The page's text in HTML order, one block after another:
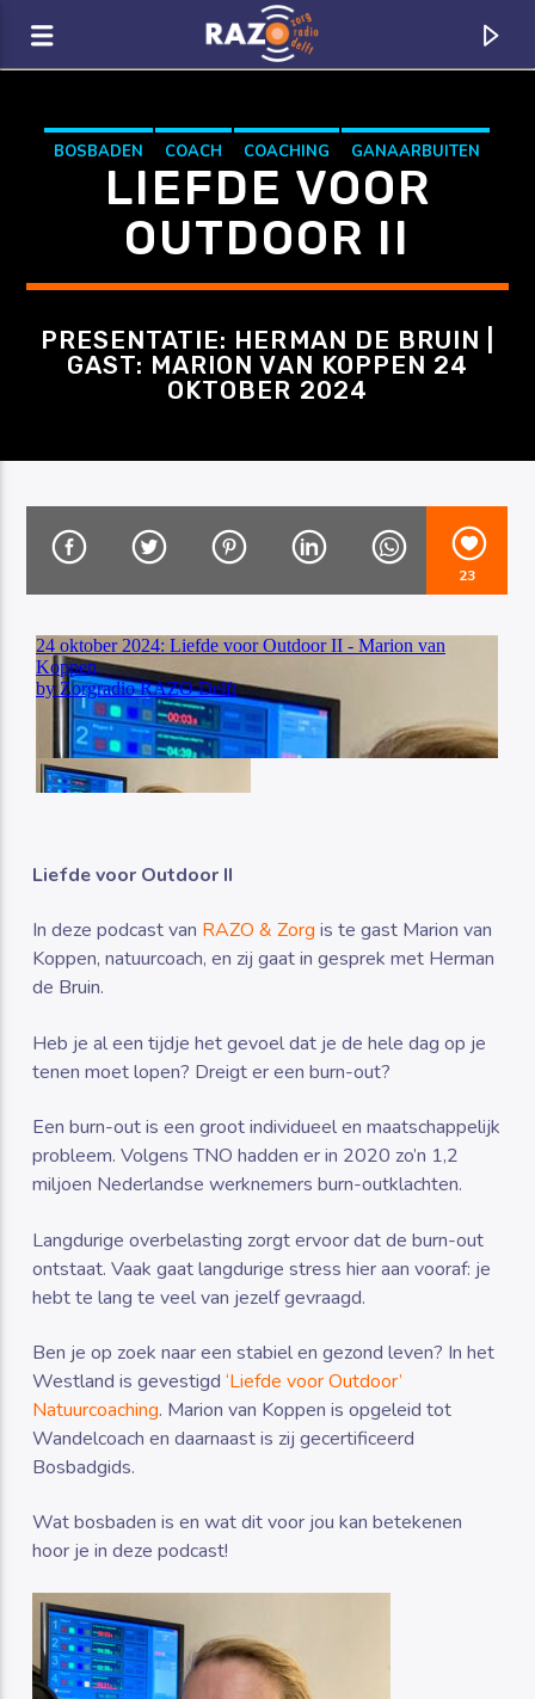
Luister RAZO online
BOSBADEN COACH COACHING
GANAARBUITEN
LIEFDEVOOROUTDOOR
OUTDOOR RAZO & ZORG
LIEFDE VOOR
OUTDOOR II
PRESENTATIE: HERMAN DE BRUIN |
GAST: MARION VAN KOPPEN 24
OKTOBER 2024
23
Liefde voor Outdoor II
In deze podcast van RAZO & Zorg is te gast Marion van
Koppen, natuurcoach, en zij gaat in gesprek met Herman
de Bruin.
Heb je al een tijdje het gevoel dat je de hele dag op je
tenen moet lopen? Dreigt er een burn-out?
Een burn-out is een groot individueel en maatschappelijk
probleem. Volgens TNO hadden er in 2020 zo’n 1,2
miljoen Nederlandse werknemers burn-outklachten.
Langdurige overbelasting zorgt ervoor dat de burn-out
ontstaat. Vaak gaat langdurige stress hier aan vooraf: je
hebt te lang te veel van jezelf gevraagd.
Ben je op zoek naar een stabiel en gezond leven? In het
Westland is gevestigd‘Liefde voor Outdoor’
Natuurcoaching. Marion van Koppen is opgeleid tot
Wandelcoach en daarnaast is zij gecertificeerd
Bosbadgids.
Wat bosbaden is en wat dit voor jou kan betekenen
hoor je in deze podcast!